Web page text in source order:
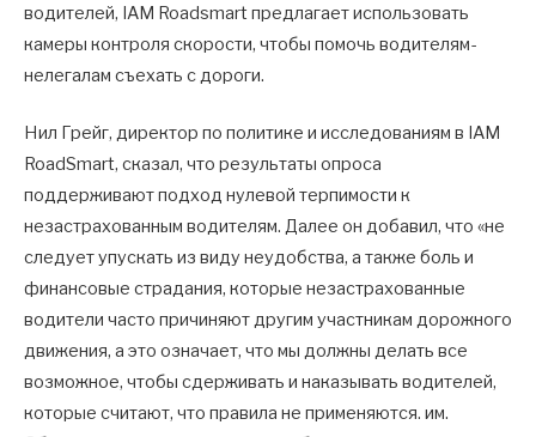
водителей, IAM Roadsmart предлагает использовать
камеры контроля скорости, чтобы помочь водителям-
нелегалам съехать с дороги.
Нил Грейг, директор по политике и исследованиям в IAM
RoadSmart, сказал, что результаты опроса
поддерживают подход нулевой терпимости к
незастрахованным водителям. Далее он добавил, что «не
следует упускать из виду неудобства, а также боль и
финансовые страдания, которые незастрахованные
водители часто причиняют другим участникам дорожного
движения, а это означает, что мы должны делать все
возможное, чтобы сдерживать и наказывать водителей,
которые считают, что правила не применяются. им.